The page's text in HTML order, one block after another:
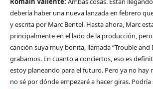
debería haber una nueva lanzada en febrero
y escrita por Marc Bentel. Hasta ahora, Marc
principalmente en el lado de la producción,
canción suya muy bonita, llamada “Trouble and
grabamos. En cuanto a conciertos, eso es
estoy planeando para el futuro. Pero ya no hay
no sé por dónde empezaré a hacer giras. Podría